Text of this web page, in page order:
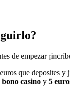
de empezar
que deposites y
bono casino y 5